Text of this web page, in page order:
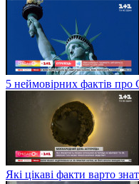
5 неймовірних фактів
Які цікаві факти варто